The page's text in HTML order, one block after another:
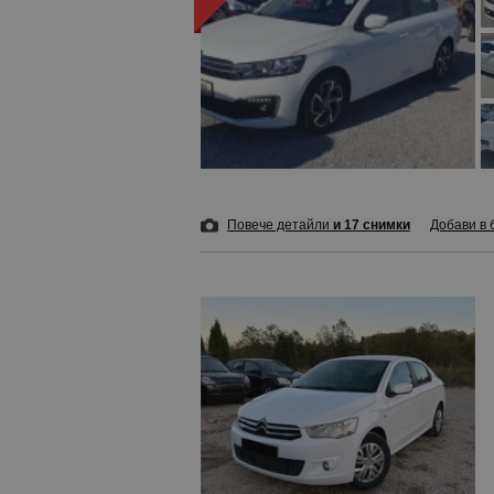
Повече детайли и 17 снимки Добави в